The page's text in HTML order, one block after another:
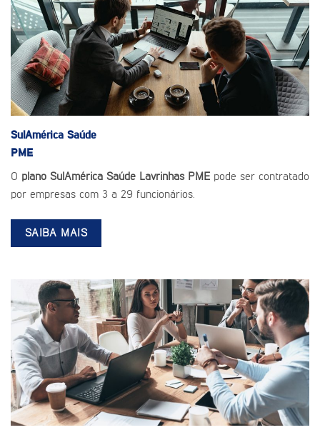
SulAmérica Saúde
PME
O plano SulAmérica Saúde Lavrinhas PME pode ser contratado
por empresas com 3 a 29 funcionários.
SAIBA MAIS